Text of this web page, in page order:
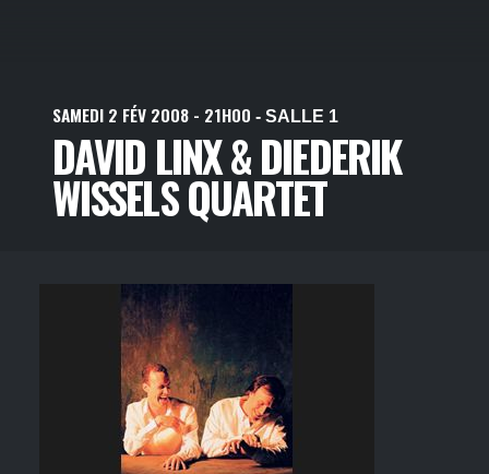
SAMEDI 2 FÉV 2008 - 21H00 - SALLE 1
DAVID LINX & DIEDERIK
WISSELS QUARTET